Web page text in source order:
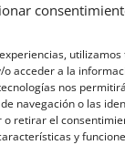
acceder a la
nos
navegación o las
o retirar el
y